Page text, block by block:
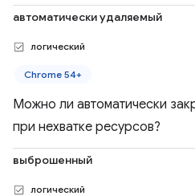
автоматически удаляемый
логический
Chrome 54+
Можно ли автоматически
при нехватке ресурсов?
выброшенный
логический